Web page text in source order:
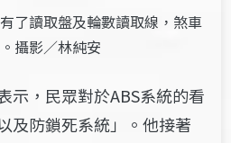
了讀取盤及輪數讀取線，煞車
攝影／林純安
示，民眾對於ABS系統的看
及防鎖死系統」。他接著